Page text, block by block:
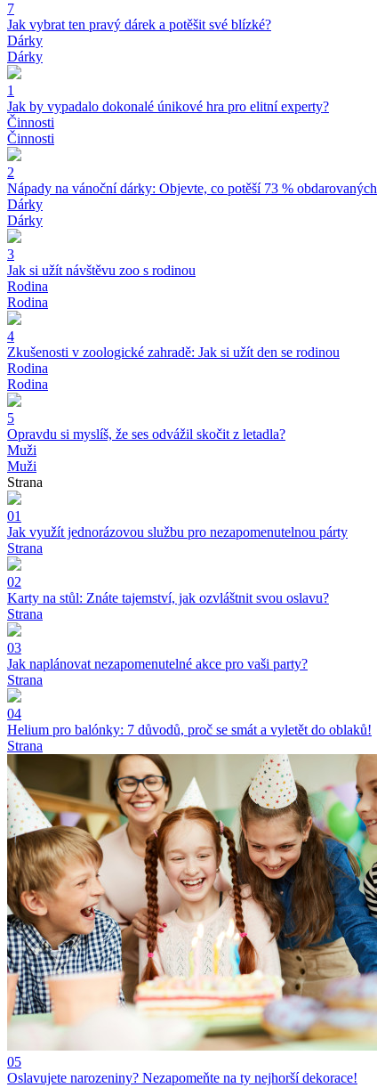
7
Jak vybrat ten pravý dárek a potěšit své blízké?
Dárky
Dárky
1
Jak by vypadalo dokonalé únikové hra pro elitní experty?
Činnosti
Činnosti
2
Nápady na vánoční dárky: Objevte, co potěší 73 % obdarovaných
Dárky
Dárky
3
Jak si užít návštěvu zoo s rodinou
Rodina
Rodina
4
Zkušenosti v zoologické zahradě: Jak si užít den se rodinou
Rodina
Rodina
5
Opravdu si myslíš, že ses odvážil skočit z letadla?
Muži
Muži
Strana
01
Jak využít jednorázovou službu pro nezapomenutelnou párty
Strana
02
Karty na stůl: Znáte tajemství, jak ozvláštnit svou oslavu?
Strana
03
Jak naplánovat nezapomenutelné akce pro vaši party?
Strana
04
Helium pro balónky: 7 důvodů, proč se smát a vyletět do oblaků!
Strana
05
Oslavujete narozeniny? Nezapomeňte na ty nejhorší dekorace!